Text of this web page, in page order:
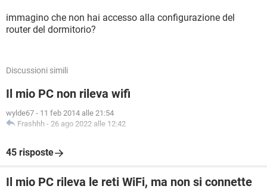
immagino che non hai accesso alla configurazione del
router del dormitorio?
Discussioni simili
Il mio PC non rileva wifi
wylde67 - 11 feb 2014 alle 21:54
Frashhh - 26 ago 2022 alle 12:42
45 risposte
Il mio PC rileva le reti WiFi, ma non si connette